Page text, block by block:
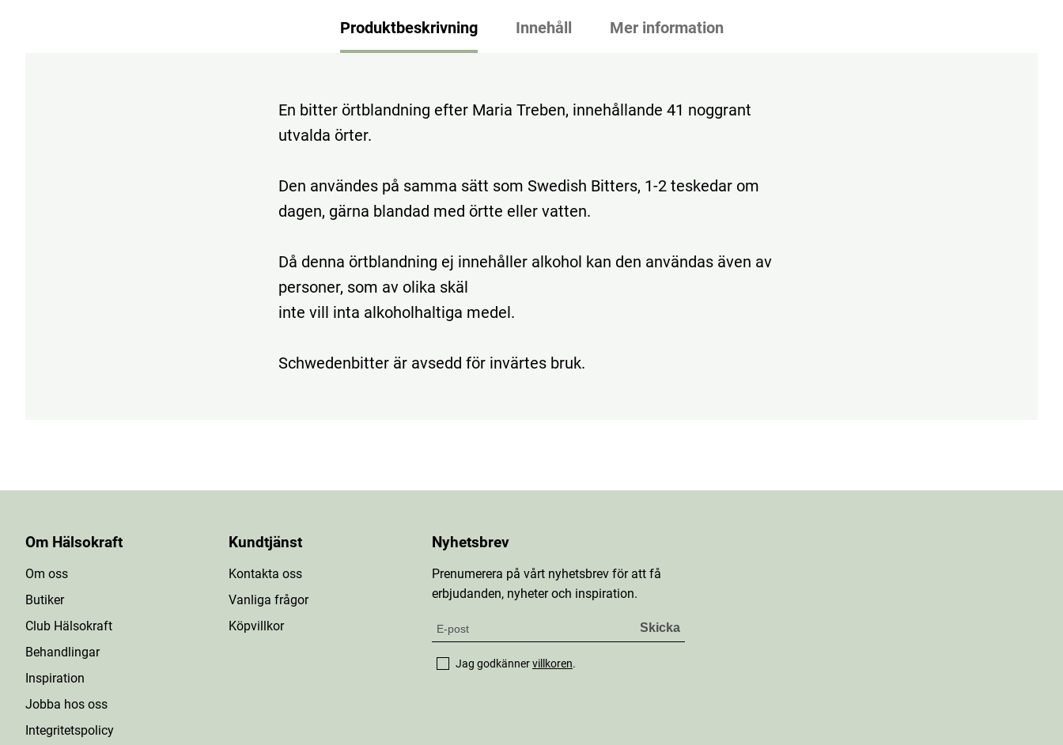
Produktbeskrivning Innehåll Mer information
En bitter örtblandning efter Maria Treben, innehållande 41 noggrant
utvalda örter.
Den användes på samma sätt som Swedish Bitters, 1-2 teskedar om
dagen, gärna blandad med örtte eller vatten.
Då denna örtblandning ej innehåller alkohol kan den användas även av
personer, som av olika skäl
inte vill inta alkoholhaltiga medel.
Schwedenbitter är avsedd för invärtes bruk.
Om Hälsokraft
Om oss
Butiker
Club Hälsokraft
Behandlingar
Inspiration
Jobba hos oss
Integritetspolicy
Kundtjänst
Kontakta oss
Vanliga frågor
Köpvillkor
Nyhetsbrev
Prenumerera på vårt nyhetsbrev för att få
erbjudanden, nyheter och inspiration.
Jag godkännervillkoren.